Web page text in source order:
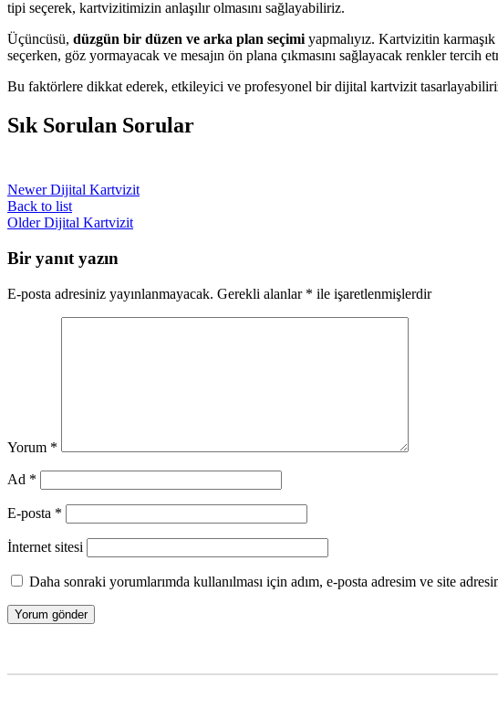
tipi seçerek, kartvizitimizin anlaşılır olmasını sağlayabiliriz.
Üçüncüsü, düzgün bir düzen ve arka plan seçimiyapmalıyız. Kartvizitin karmaşık
seçerken, göz yormayacak ve mesajın ön plana çıkmasını sağlayacak renkler tercih
Bu faktörlere dikkat ederek, etkileyici ve profesyonel bir dijital kartvizit
Sık Sorulan Sorular
Newer Dijital Kartvizit
Back to list
Older Dijital Kartvizit
Bir yanıt yazın
E-posta adresiniz yayınlanmayacak. Gerekli alanlar * ile işaretlenmişlerdir
Yorum *
Ad *
E-posta *
İnternet sitesi
Daha sonraki yorumlarımda kullanılması için adım, e-posta adresim ve site